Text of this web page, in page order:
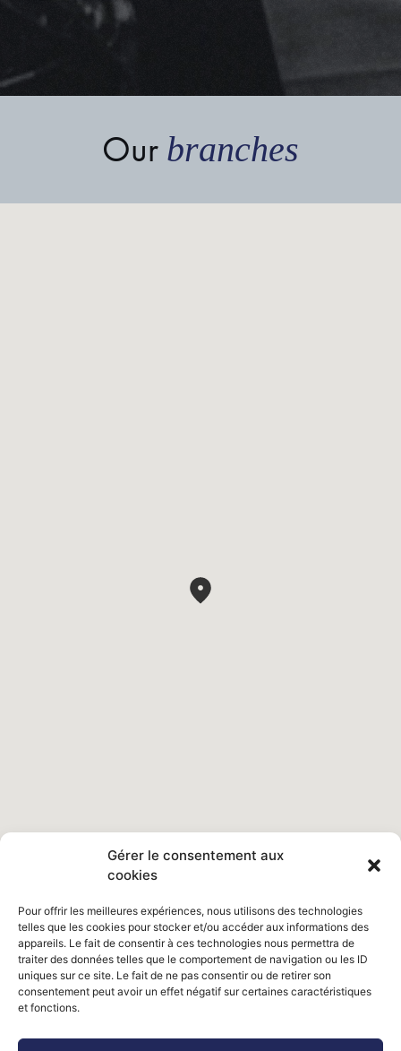
Gérer le consentement aux
cookies
Pour offrir les meilleures expériences, nous utilisons des technologies
telles que les cookies pour stocker et/ou accéder aux informations des
appareils. Le fait de consentir à ces technologies nous permettra de
traiter des données telles que le comportement de navigation ou les ID
uniques sur ce site. Le fait de ne pas consentir ou de retirer son
consentement peut avoir un effet négatif sur certaines caractéristiques
et fonctions.
Our branches